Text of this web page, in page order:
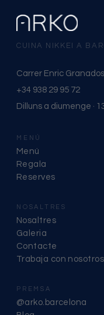
CUINA NIKKEI A
Carrer Enric
+34 938 29 95 72
Dilluns a diumenge ·
MENÚ
Menú
Regala
Reserves
NOSALTRES
Nosaltres
Galeria
Contacte
Trabaja con nosotros
PREMSA
@arko.barcelona